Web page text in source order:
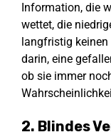
Information, die
wettet, die
langfristig
darin, eine
ob sie immer
2. Blindes